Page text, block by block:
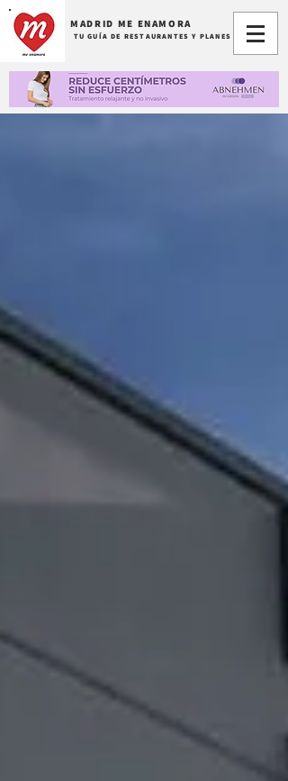
MADRID ME ENAMORA
TU GUÍA DE RESTAURANTES Y PLANES